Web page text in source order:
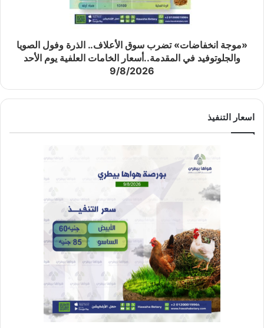
«موجة انخفاضات» تضرب سوق الأعلاف.. الذرة وفول الصويا
والجلوتوفيد في المقدمة..أسعار الخامات العلفية يوم الأحد
9/8/2026
اسعار التنفيذ